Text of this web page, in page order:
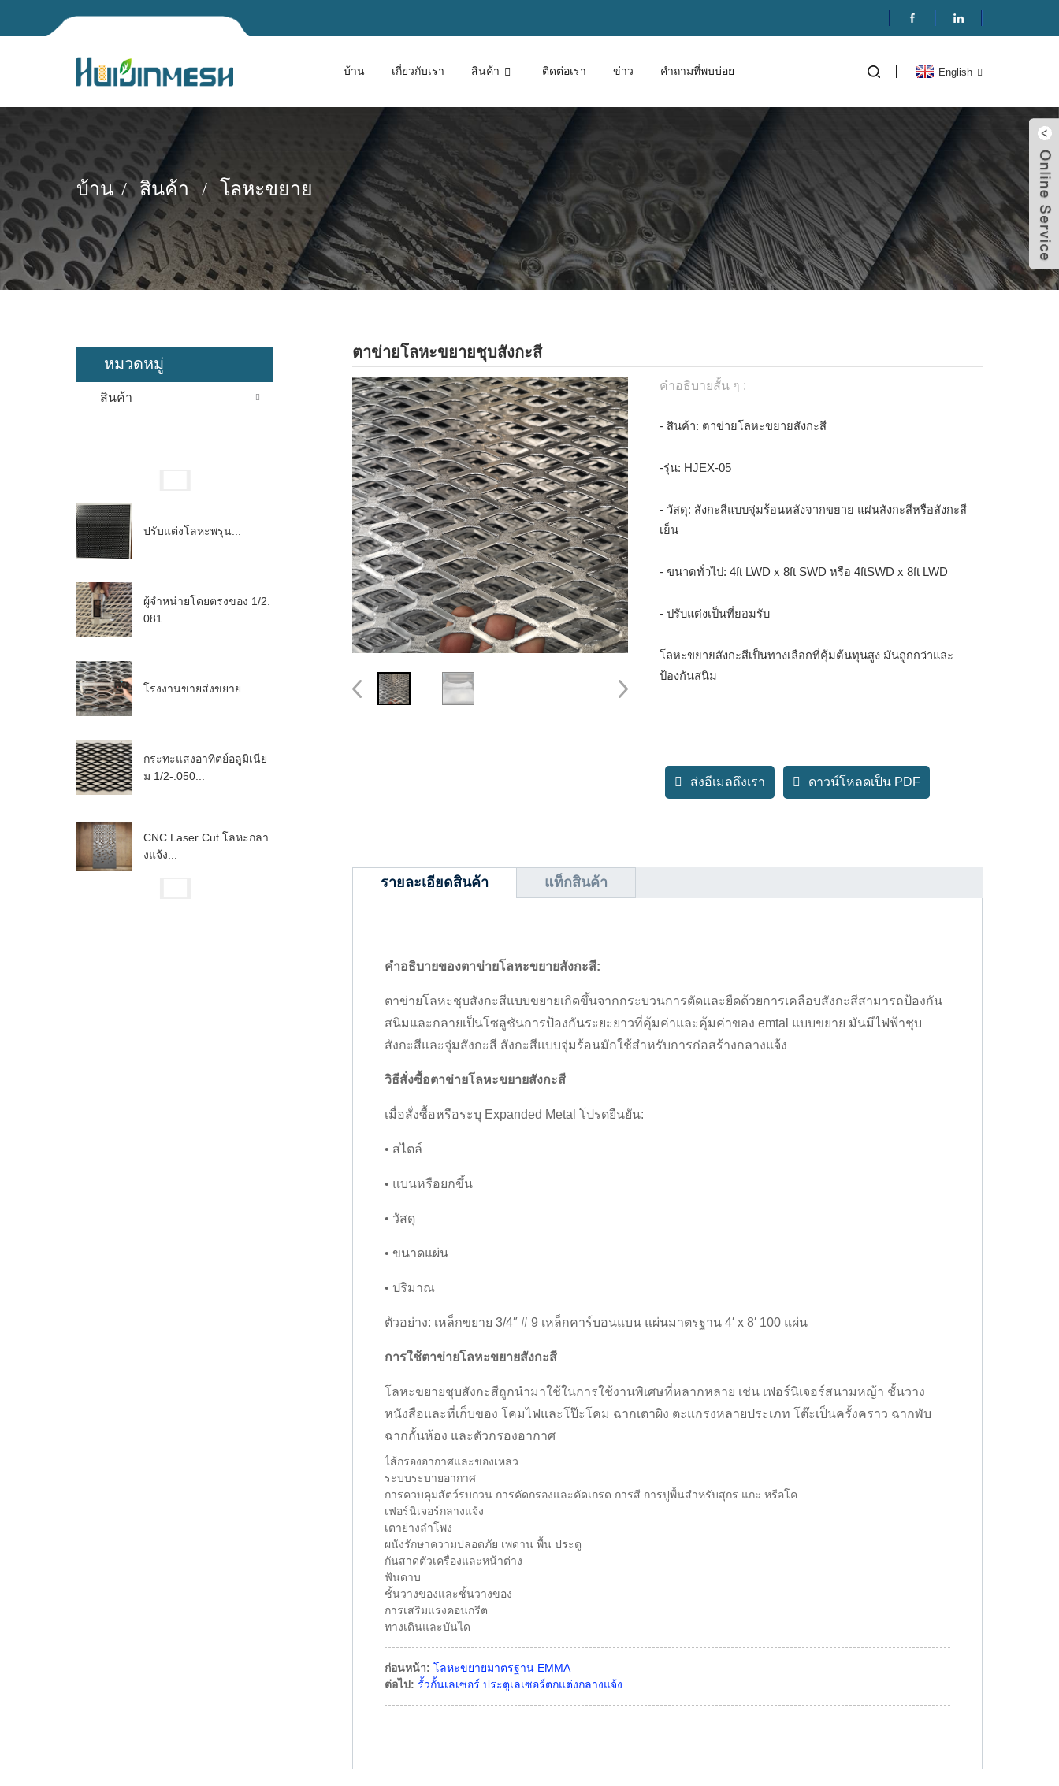
บ้าน เกี่ยวกับเรา สินค้า ติดต่อเรา ข่าว คำถามที่พบบ่อย English
บ้าน สินค้า โลหะขยาย
หมวดหมู่
สินค้า
ปรับแต่งโลหะพรุน...
ผู้จำหน่ายโดยตรงของ 1/2.
081...
โรงงานขายส่งขยาย ...
กระทะแสงอาทิตย์อลูมิเนีย
ม 1/2-.050...
CNC Laser Cut โลหะกลา
งแจ้ง...
ตาข่ายโลหะขยายชุบสังกะสี
คำอธิบายสั้น ๆ :
- สินค้า: ตาข่ายโลหะขยายสังกะสี
-รุ่น: HJEX-05
- วัสดุ: สังกะสีแบบจุ่มร้อนหลังจากขยาย แผ่นสังกะสีหรือสังกะสี
เย็น
- ขนาดทั่วไป: 4ft LWD x 8ft SWD หรือ 4ftSWD x 8ft LWD
- ปรับแต่งเป็นที่ยอมรับ
โลหะขยายสังกะสีเป็นทางเลือกที่คุ้มต้นทุนสูง มันถูกกว่าและ
ป้องกันสนิม
ส่งอีเมลถึงเรา ดาวน์โหลดเป็น PDF
รายละเอียดสินค้า แท็กสินค้า
คำอธิบายของตาข่ายโลหะขยายสังกะสี:
ตาข่ายโลหะชุบสังกะสีแบบขยายเกิดขึ้นจากกระบวนการตัดและยืดด้วยการเคลือบสังกะสีสามารถป้องกัน
สนิมและกลายเป็นโซลูชันการป้องกันระยะยาวที่คุ้มค่าและคุ้มค่าของ emtal แบบขยาย มันมีไฟฟ้าชุบ
สังกะสีและจุ่มสังกะสี สังกะสีแบบจุ่มร้อนมักใช้สำหรับการก่อสร้างกลางแจ้ง
วิธีสั่งซื้อตาข่ายโลหะขยายสังกะสี
เมื่อสั่งซื้อหรือระบุ Expanded Metal โปรดยืนยัน:
• สไตล์
• แบนหรือยกขึ้น
• วัสดุ
• ขนาดแผ่น
• ปริมาณ
ตัวอย่าง: เหล็กขยาย 3/4″ # 9 เหล็กคาร์บอนแบน แผ่นมาตรฐาน 4′ x 8′ 100 แผ่น
การใช้ตาข่ายโลหะขยายสังกะสี
โลหะขยายชุบสังกะสีถูกนำมาใช้ในการใช้งานพิเศษที่หลากหลาย เช่น เฟอร์นิเจอร์สนามหญ้า ชั้นวาง
หนังสือและที่เก็บของ โคมไฟและโป๊ะโคม ฉากเตาผิง ตะแกรงหลายประเภท โต๊ะเป็นครั้งคราว ฉากพับ
ฉากกั้นห้อง และตัวกรองอากาศ
ไส้กรองอากาศและของเหลว
ระบบระบายอากาศ
การควบคุมสัตว์รบกวน การคัดกรองและคัดเกรด การสี การปูพื้นสำหรับสุกร แกะ หรือโค
เฟอร์นิเจอร์กลางแจ้ง
เตาย่างลำโพง
ผนังรักษาความปลอดภัย เพดาน พื้น ประตู
กันสาดตัวเครื่องและหน้าต่าง
ฟันดาบ
ชั้นวางของและชั้นวางของ
การเสริมแรงคอนกรีต
ทางเดินและบันได
ก่อนหน้า: โลหะขยายมาตรฐาน EMMA
ต่อไป: รั้วกั้นเลเซอร์ ประตูเลเซอร์ตกแต่งกลางแจ้ง